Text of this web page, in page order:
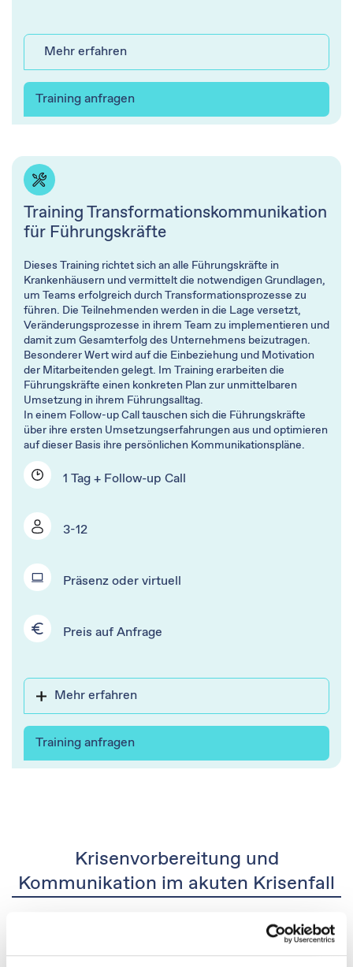
Mehr erfahren
Training anfragen
Training Transformationskommunikation
für Führungskräfte
Dieses Training richtet sich an alle Führungskräfte in
Krankenhäusern und vermittelt die notwendigen Grundlagen,
um Teams erfolgreich durch Transformationsprozesse zu
führen. Die Teilnehmenden werden in die Lage versetzt,
Veränderungsprozesse in ihrem Team zu implementieren und
damit zum Gesamterfolg des Unternehmens beizutragen.
Besonderer Wert wird auf die Einbeziehung und Motivation
der Mitarbeitenden gelegt. Im Training erarbeiten die
Führungskräfte einen konkreten Plan zur unmittelbaren
Umsetzung in ihrem Führungsalltag.​
In einem Follow-up Call tauschen sich die Führungskräfte
über ihre ersten Umsetzungserfahrungen aus und optimieren
auf dieser Basis ihre persönlichen Kommunikationspläne.
1 Tag + Follow-up Call
3-12
Präsenz oder virtuell
Preis auf Anfrage​
Mehr erfahren
Training anfragen
Krisenvorbereitung und
Kommunikation​ im akuten Krisenfall
flexiblen Unterstützung im Ernstfall: Wir helfen Ihnen dabei, die